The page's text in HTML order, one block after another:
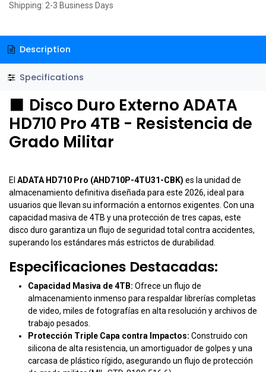
Shipping: 2-3 Business Days
Description
Specifications
⬛ Disco Duro Externo ADATA
HD710 Pro 4TB - Resistencia de
Grado Militar
El ADATA HD710 Pro (AHD710P-4TU31-CBK) es la unidad de
almacenamiento definitiva diseñada para este 2026, ideal para
usuarios que llevan su información a entornos exigentes. Con una
capacidad masiva de 4TB y una protección de tres capas, este
disco duro garantiza un flujo de seguridad total contra accidentes,
superando los estándares más estrictos de durabilidad.
Especificaciones Destacadas:
Capacidad Masiva de 4TB: Ofrece un flujo de
almacenamiento inmenso para respaldar librerías completas
de video, miles de fotografías en alta resolución y archivos de
trabajo pesados.
Protección Triple Capa contra Impactos: Construido con
silicona de alta resistencia, un amortiguador de golpes y una
carcasa de plástico rígido, asegurando un flujo de protección